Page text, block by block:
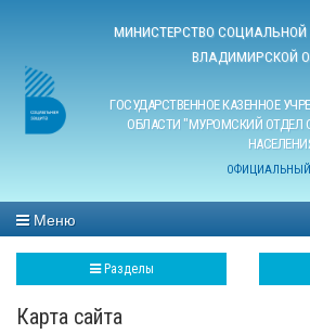
МИНИСТЕРСТВО
ВЛАДИМИРСКОЙ
ГОСУДАРСТВЕННОЕ КАЗЕННОЕ
ОБЛАСТИ "МУРОМСКИЙ
Меню
Разделы
Карта сайта